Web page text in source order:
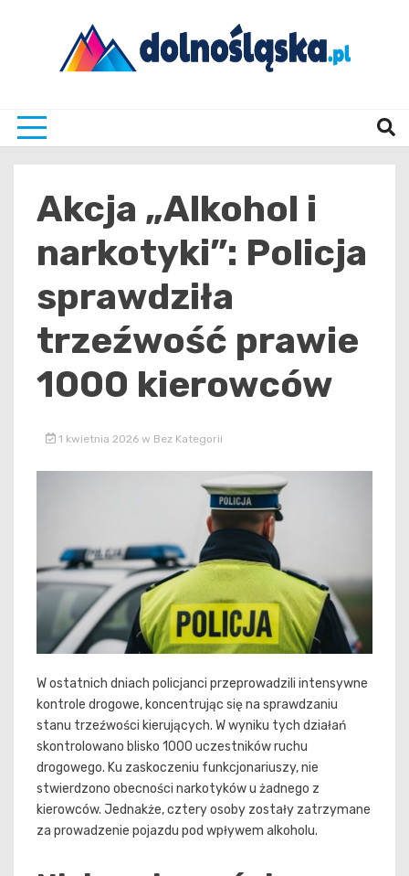
Akcja „Alkohol i
narkotyki”: Policja
sprawdziła
trzeźwość prawie
1000 kierowców
1 kwietnia 2026 w Bez Kategorii
W ostatnich dniach policjanci przeprowadzili intensywne
kontrole drogowe, koncentrując się na sprawdzaniu
stanu trzeźwości kierujących. W wyniku tych działań
skontrolowano blisko 1000 uczestników ruchu
drogowego. Ku zaskoczeniu funkcjonariuszy, nie
stwierdzono obecności narkotyków u żadnego z
kierowców. Jednakże, cztery osoby zostały zatrzymane
za prowadzenie pojazdu pod wpływem alkoholu.